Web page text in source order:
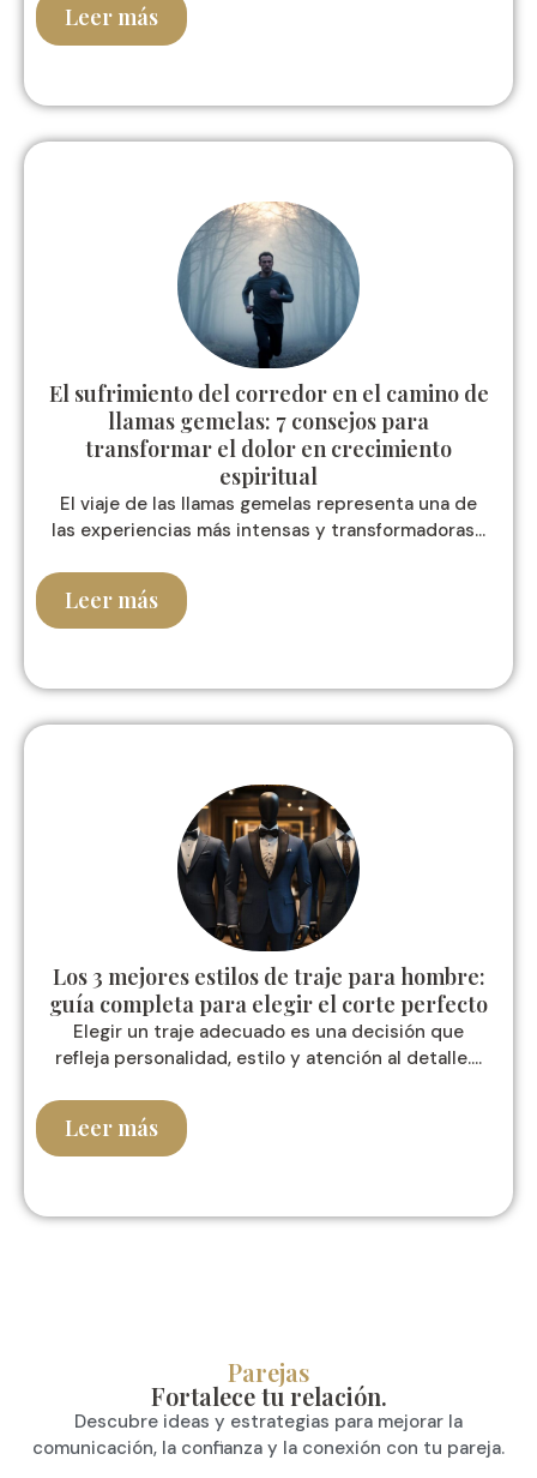
Leer más
El sufrimiento del corredor en el camino de
llamas gemelas: 7 consejos para
transformar el dolor en crecimiento
espiritual
El viaje de las llamas gemelas representa una de
las experiencias más intensas y transformadoras...
Leer más
Los 3 mejores estilos de traje para hombre:
guía completa para elegir el corte perfecto
Elegir un traje adecuado es una decisión que
refleja personalidad, estilo y atención al detalle....
Leer más
Parejas
Fortalece tu relación.
Descubre ideas y estrategias para mejorar la
comunicación, la confianza y la conexión con tu pareja.